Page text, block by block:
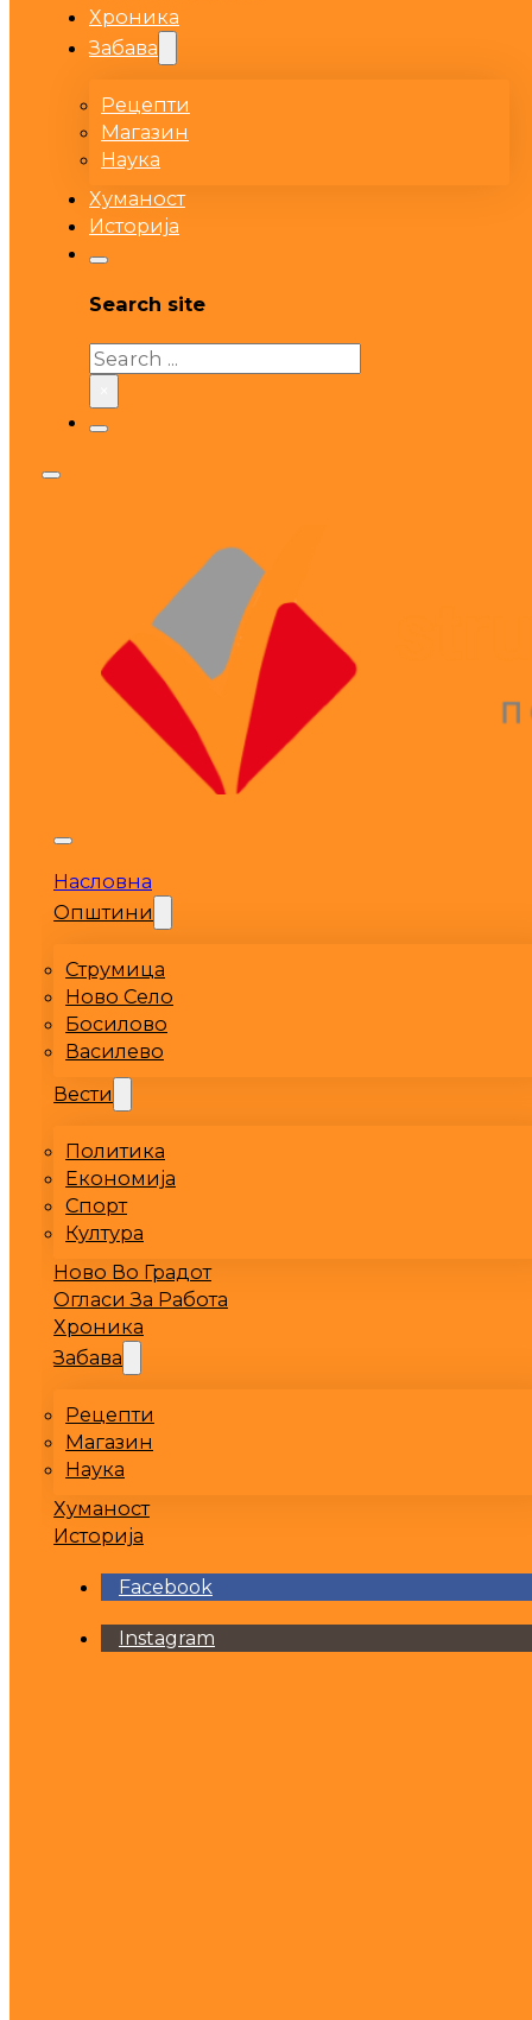
Хроника
Забава
Рецепти
Магазин
Наука
Хуманост
Историја
Search site
Search
Насловна
Општини
Струмица
Ново Село
Босилово
Василево
Вести
Политика
Економија
Спорт
Култура
Ново Во Градот
Огласи За Работа
Хроника
Забава
Рецепти
Магазин
Наука
Хуманост
Историја
Facebook
Instagram